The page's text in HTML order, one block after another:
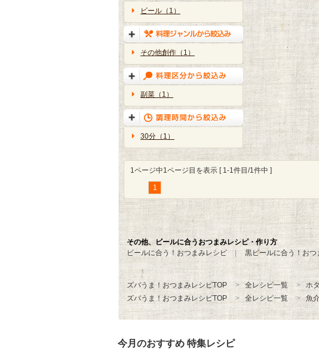
ビール（1）
その他創作（1）
副菜（1）
30分（1）
1ページ中1ページ目を表示 [ 1-1件目/1件中 ]
1
その他、ビールに合うおつまみレシピ・作り方
ビールに合う！おつまみレシピ
黒ビールに合う！おつ
ズバうま！おつまみレシピTOP 全レシピ一覧
ホ
ズバうま！おつまみレシピTOP
全レシピ一覧 魚
今月のおすすめ 特集レシピ